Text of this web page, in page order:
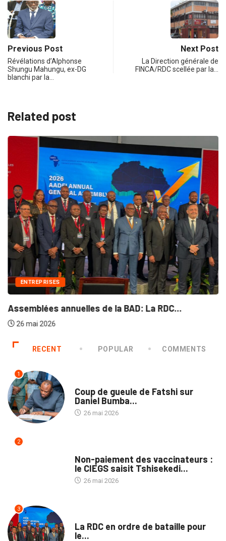
Previous Post
Révélations d’Alphonse
Shungu Mahungu, ex-DG
blanchi par la…
Next Post
La Direction générale de
FINCA/RDC scellée par la…
Related post
ENTREPRISES
Assemblées annuelles de la BAD: La RDC...
26 mai 2026
RECENT POPULAR COMMENTS
1
Coup de gueule de Fatshi sur
Daniel Bumba...
26 mai 2026
2
Non-paiement des vaccinateurs :
le CIEGS saisit Tshisekedi...
26 mai 2026
3
La RDC en ordre de bataille pour
le...